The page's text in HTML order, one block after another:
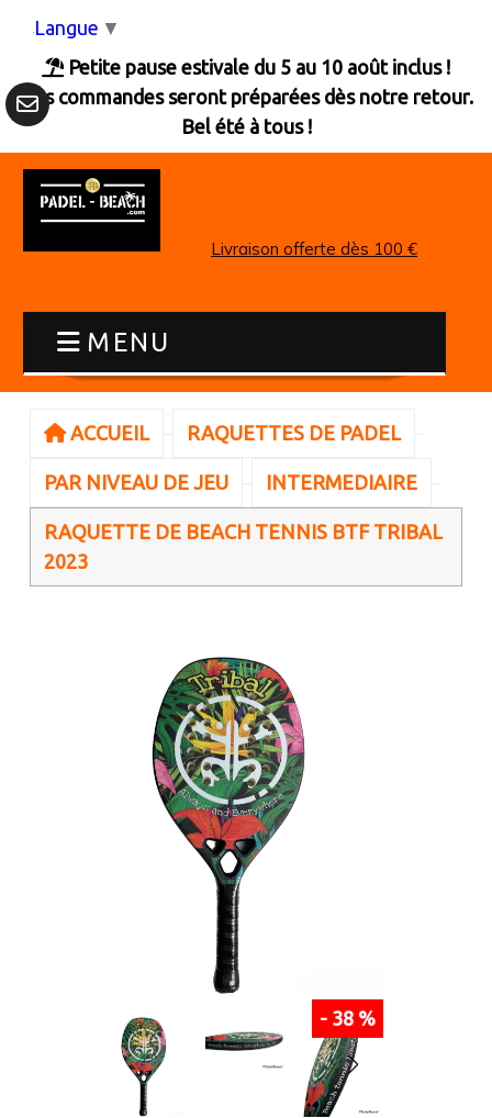
 Petite pause estivale du 5 au 10 août inclus !
Les commandes seront préparées dès notre retour.
Bel été à tous !
Livraison offerte dès 100 €
MENU
ACCUEIL RAQUETTES DE PADEL
PAR NIVEAU DE JEU INTERMEDIAIRE
RAQUETTE DE BEACH TENNIS BTF TRIBAL
2023
- 38 %
Langue ▼